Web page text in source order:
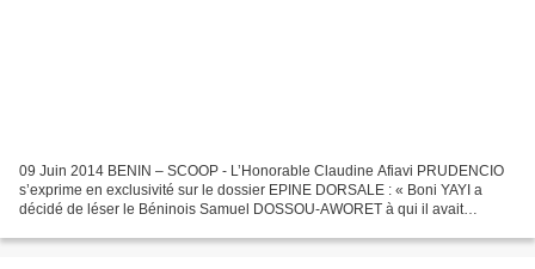
09 Juin 2014 BENIN – SCOOP - L’Honorable Claudine Afiavi PRUDENCIO
s’exprime en exclusivité sur le dossier EPINE DORSALE : « Boni YAYI a
décidé de léser le Béninois Samuel DOSSOU-AWORET à qui il avait